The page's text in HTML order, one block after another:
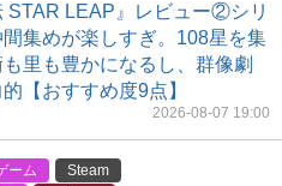
STAR LEAP』レビュー②シリ
集めが楽しすぎ。108星を集
里も豊かになるし、群像劇
【おすすめ度9点】
2026-08-07 19:00
ーム
Steam